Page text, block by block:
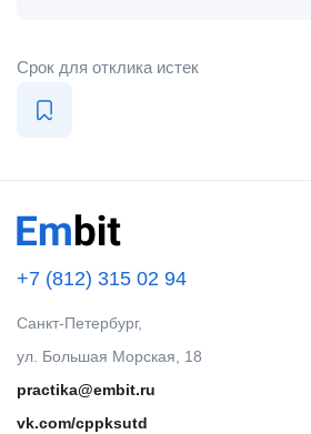
Срок для отклика истек
+7 (812) 315 02 94
Санкт-Петербург,
ул. Большая Морская, 18
practika@embit.ru
vk.com/cppksutd